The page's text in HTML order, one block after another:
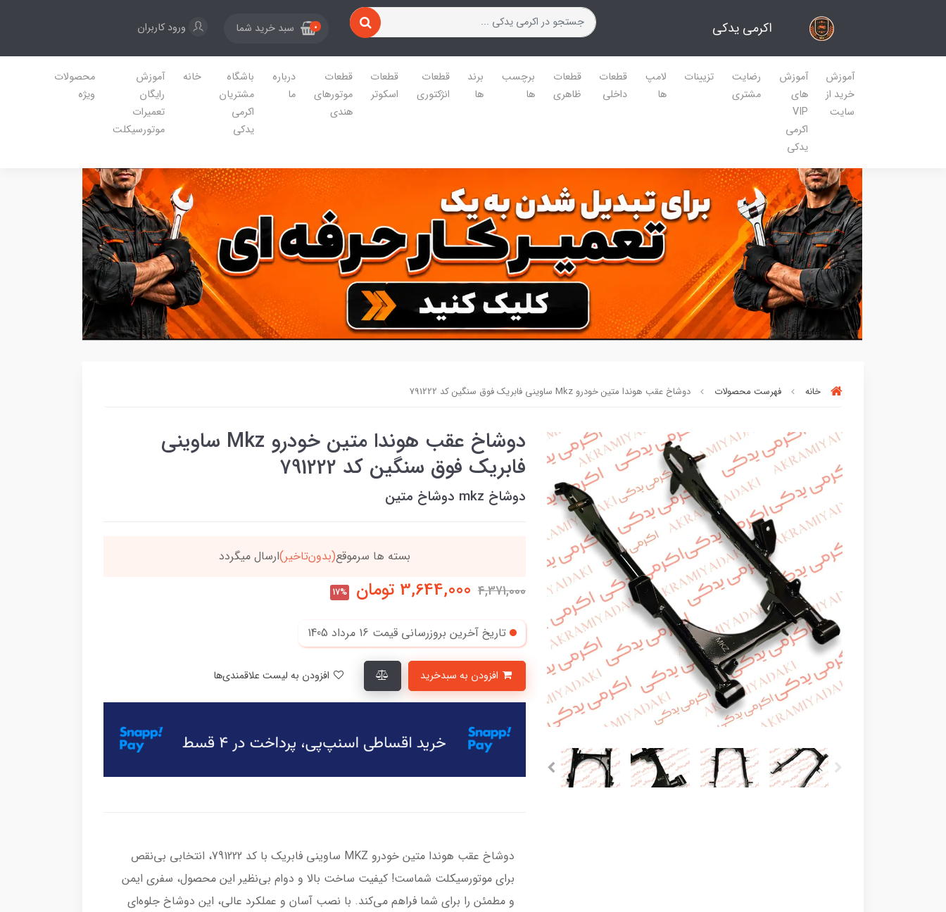
اکرمی یدکی 0 سبد خرید شما ورود کاربران
آموزش
خرید از
سایت
آموزش
های
VIP
اکرمی
یدکی
رضایت
مشتری
تزیینات
لامپ
ها
قطعات
داخلی
قطعات
ظاهری
برچسب
ها
برند
ها
قطعات
انژکتوری
قطعات
اسکوتر
قطعات
موتورهای
هندی
درباره
ما
باشگاه
مشتریان
اکرمی
یدکی
خانه
آموزش
رایگان
تعمیرات
موتورسیکلت
محصولات
ویژه
خانه فهرست محصولات دوشاخ عقب هوندا متین خودرو Mkz ساوینی فابریک فوق سنگین کد 791222
دوشاخ عقب هوندا متین خودرو Mkz ساوینی
فابریک فوق سنگین کد 791222
دوشاخ mkz دوشاخ متین
بسته ها سرموقع(بدون‌تاخیر)ارسال میگردد خریدتو به5میلیون برسون،ارسالت‌رایگانه
4,371,000
3,644,000 تومان 17%
تاریخ آخرین بروزرسانی قیمت 16 مرداد 1405
دوشاخ عقب هوندا متین خودرو MKZ ساوینی فابریک با کد 791222، انتخابی بی‌نقص
برای موتورسیکلت شماست! کیفیت ساخت بالا و دوام بی‌نظیر این محصول، سفری ایمن
و مطمئن را برای شما فراهم می‌کند. با نصب آسان و عملکرد عالی، این دوشاخ جلوه‌ای